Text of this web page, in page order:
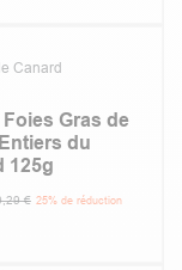
Canard
Gras de
du
125g
€ 25% de réduction